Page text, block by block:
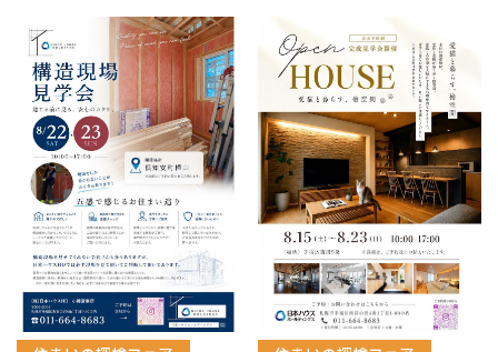
全国の展示場
北海道
札幌
道央
東北
青森
甲信越・北陸
お近くのイベント
北海道
札幌
札幌
小樽
道央
苫小牧千歳
小樽
東北
青森県
八戸
青森
甲信越・北陸